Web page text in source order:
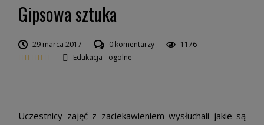
Gipsowa sztuka
29 marca 2017 0 komentarzy
1176
Edukacja - ogolne
Uczestnicy zajęć z zaciekawieniem wysłuchali jakie są